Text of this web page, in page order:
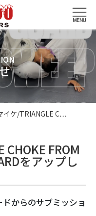
イケ/TRIANGLE C…
FROM
をアップし
からのサブミッショ